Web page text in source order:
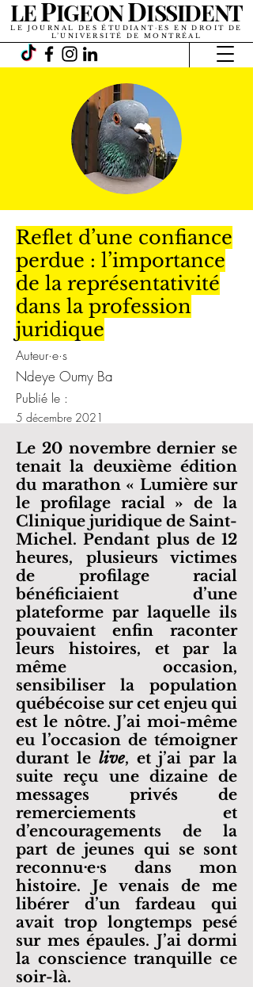
LEPIGEONDISSIDENT
LE JOURNAL DES ÉTUDIANT·ES EN DROIT DE
L’UNIVERSITÉ DE MONTRÉAL
Reflet d’une confiance
perdue : l’importance
de la représentativité
dans la profession
juridique
Auteur·e·s
Ndeye Oumy Ba
Publié le :
5 décembre 2021
Le 20 novembre dernier se
tenait la deuxième édition
du marathon « Lumière sur
le profilage racial » de la
Clinique juridique de Saint-
Michel. Pendant plus de 12
heures, plusieurs victimes
de profilage racial
bénéficiaient d’une
plateforme par laquelle ils
pouvaient enfin raconter
leurs histoires, et par la
même occasion,
sensibiliser la population
québécoise sur cet enjeu qui
est le nôtre. J’ai moi-même
eu l’occasion de témoigner
durant le live, et j’ai par la
suite reçu une dizaine de
messages privés de
remerciements et
d’encouragements de la
part de jeunes qui se sont
reconnuᐧeᐧs dans mon
histoire. Je venais de me
libérer d’un fardeau qui
avait trop longtemps pesé
sur mes épaules. J’ai dormi
la conscience tranquille ce
soir-là.